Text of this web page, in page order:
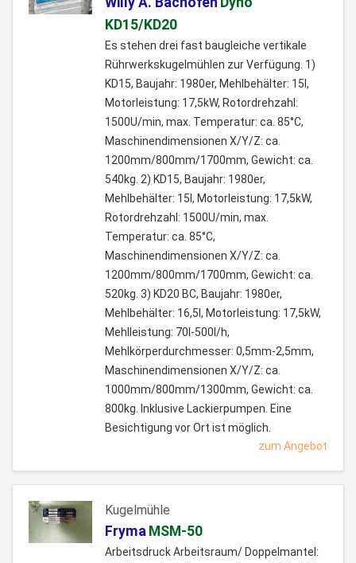
KD15/KD20
Es stehen drei fast baugleiche vertikale
Rührwerkskugelmühlen zur Verfügung. 1)
KD15, Baujahr: 1980er, Mehlbehälter: 15l,
Motorleistung: 17,5kW, Rotordrehzahl:
1500U/min, max. Temperatur: ca. 85°C,
Maschinendimensionen X/Y/Z: ca.
1200mm/800mm/1700mm, Gewicht: ca.
540kg. 2) KD15, Baujahr: 1980er,
Mehlbehälter: 15l, Motorleistung: 17,5kW,
Rotordrehzahl: 1500U/min, max.
Temperatur: ca. 85°C,
Maschinendimensionen X/Y/Z: ca.
1200mm/800mm/1700mm, Gewicht: ca.
520kg. 3) KD20 BC, Baujahr: 1980er,
Mehlbehälter: 16,5l, Motorleistung: 17,5kW,
Mehlleistung: 70l-500l/h,
Mehlkörperdurchmesser: 0,5mm-2,5mm,
Maschinendimensionen X/Y/Z: ca.
1000mm/800mm/1300mm, Gewicht: ca.
800kg. Inklusive Lackierpumpen. Eine
Besichtigung vor Ort ist möglich.
zum Angebot
Kugelmühle
Fryma MSM-50
Arbeitsdruck Arbeitsraum/ Doppelmantel: